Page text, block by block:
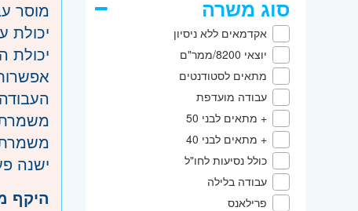
סוג משרה
אקדמאים ללא ניסיון
יוצאי 8200/ממר"ם
מתאים לסטודנטים
עבודה מועדפת
+ מתאים לבני 50
+ מתאים לבני 40
כולל נסיעות לחו"ל
עבודה בלילה
פרילאנס
מוסר
יכולת
אפשרות ל20% משרה
משמרת ערב
משמרת
ישנה
היקף